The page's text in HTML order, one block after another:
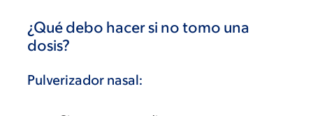
¿Qué debo hacer si no tomo una
dosis?
Pulverizador nasal: